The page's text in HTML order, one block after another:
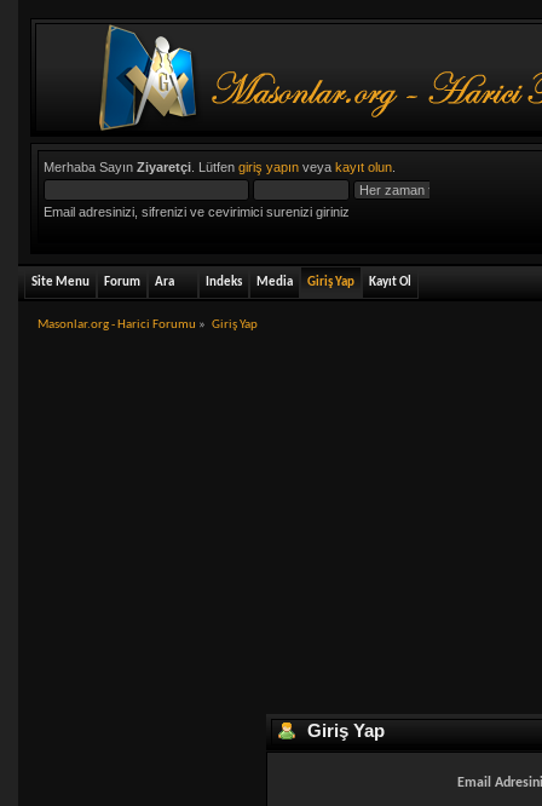
Merhaba Sayın Ziyaretçi. Lütfen giriş yapınveya kayıt olun.
Email adresinizi, sifrenizi ve cevirimici surenizi giriniz
Site Menu Forum Ara Indeks Media Giriş Yap Kayıt Ol
Masonlar.org - Harici Forumu » Giriş Yap
Giriş Yap
Email